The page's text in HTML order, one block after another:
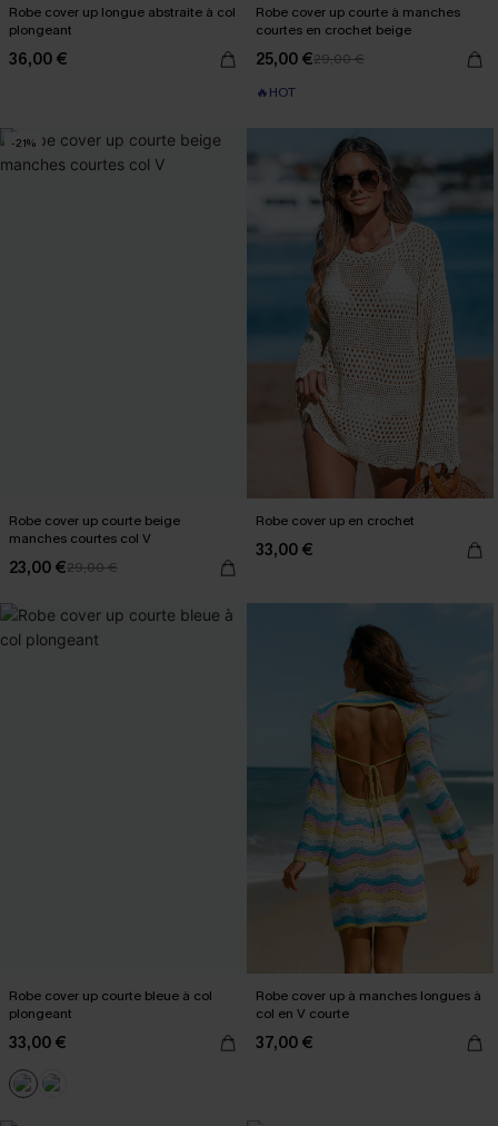
Robe cover up longue abstraite à col
plongeant
36,00 €
Robe cover up courte à manches
courtes en crochet beige
25,00 €29,00 €
🔥HOT
-21%
Robe cover up courte beige
manches courtes col V
23,00 €29,00 €
Robe cover up en crochet
33,00 €
Robe cover up courte bleue à col
plongeant
33,00 €
Robe cover up à manches longues à
col en V courte
37,00 €